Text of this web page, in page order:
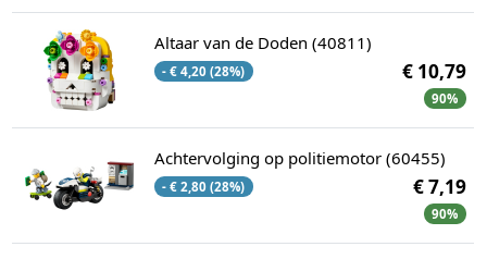
Altaar van de Doden (40811)
- € 4,20 (28%) € 10,79
90%
Achtervolging op politiemotor (60455)
- € 2,80 (28%) € 7,19
90%